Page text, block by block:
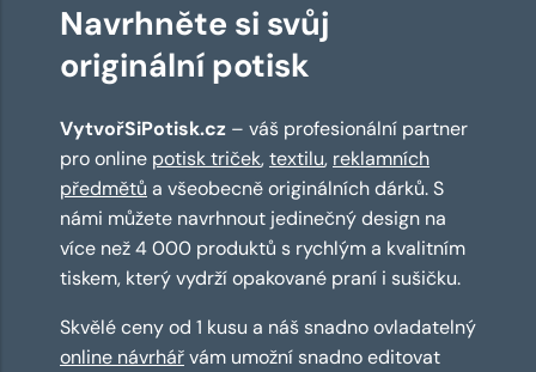
Navrhněte si svůj
originální potisk
VytvořSiPotisk.cz – váš profesionální partner
pro online potisk triček,textilu, reklamních
předmětů a všeobecně originálních dárků. S
námi můžete navrhnout jedinečný design na
více než 4 000 produktů s rychlým a kvalitním
tiskem, který vydrží opakované praní i sušičku.
Skvělé ceny od 1 kusu a náš snadno ovladatelný
online návrhářvám umožní snadno editovat